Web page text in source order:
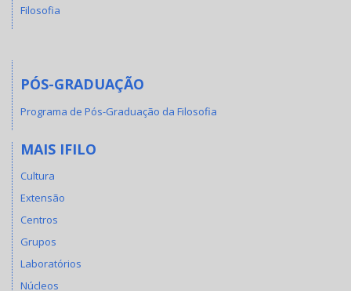
Filosofia
PÓS-GRADUAÇÃO
Programa de Pós-Graduação da Filosofia
MAIS IFILO
Cultura
Extensão
Centros
Grupos
Laboratórios
Núcleos